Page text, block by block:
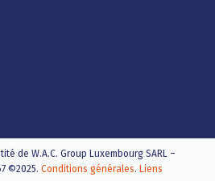
de W.A.C. Group Luxembourg SARL –
©2025.Conditions générales. Liens